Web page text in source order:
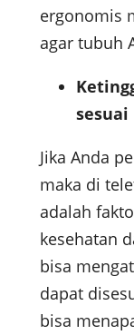
ergonomis
agar tubuh
sesuai
Jika Anda
maka di
adalah
kesehatan
bisa
dapat
bisa